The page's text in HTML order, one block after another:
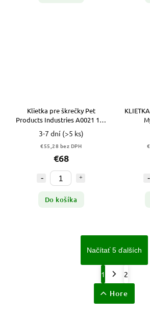
Klietka pre škrečky Pet
Products Industries A0021 100
cm
3-7 dní (>5 ks)
€55,28 bez DPH
€68
Do košíka
Načítať 5 ďalších
1 2
Hore